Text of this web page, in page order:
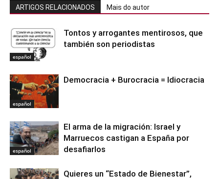
ARTIGOS RELACIONADOS Mais do autor
español
Tontos y arrogantes mentirosos, que
también son periodistas
español
Democracia + Burocracia = Idiocracia
español
El arma de la migración: Israel y
Marruecos castigan a España por
desafiarlos
Quieres un “Estado de Bienestar”,